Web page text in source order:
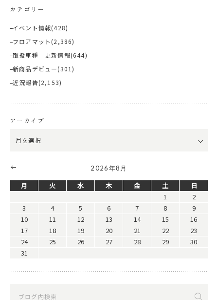
カテゴリー
イベント情報(428)
フロアマット (2,386)
取扱車種 更新情報(644)
新商品デビュー(301)
近況報告(2,153)
アーカイブ
2026年8月
月 火 水 木 金 土
日
1
2
3
4 5 6 7 8
9
10
11 12 13 14 15
16
17
18 19 20 21 22
23
24
25 26 27 28 29
30
31